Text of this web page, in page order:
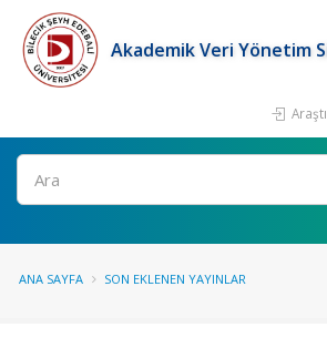
Akademik Veri Yönetim
Ara
ANA SAYFA SON EKLENEN YAYINLAR